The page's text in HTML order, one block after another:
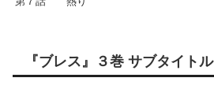
『ブレス』３巻 サブタイトル